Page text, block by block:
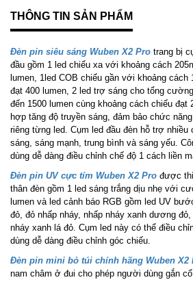
THÔNG TIN SẢN PHẨM
Đèn pin siêu sáng Wuben X2 Pro trang bị
đầu gồm 1 led chiếu xa với khoảng cách
lumen, 1led COB chiếu gần với khoảng
đạt 400 lumen, 2 led trợ sáng cho tổng
đến 1500 lumen cùng khoảng cách chiếu đạt
hợp tăng độ truyền sáng, đảm bảo chức
riêng từng led. Cụm led đầu đèn hỗ trợ nhiều
sáng, sáng mạnh, trung bình và sáng yếu.
dùng dễ dàng điều chỉnh chế độ 1 cách liền
Đèn pin UV cực tím Wuben X2 Pro được
thân đèn gồm 1 led sáng trắng dịu nhẹ với
lumen và led cảnh báo RGB gồm led UV
đỏ, đỏ nhấp nháy, nhấp nháy xanh dương
nháy xanh lá đỏ. Cụm led này có thể điều
dùng dễ dàng điều chỉnh góc chiếu.
Đèn pin mini bỏ túi chính hãng Wuben X2
nam châm ở đui cho phép người dùng gắn